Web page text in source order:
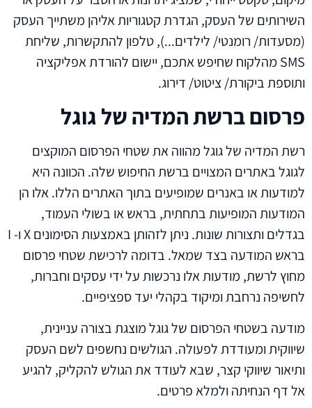
השירותים של העסק, הגדרת קטגוריות אליהן משתייך העסק
(מסעדות/ רומנטי/ לילדים...), טלפון להתקשרות, שליחת
SMS מהלקוח שחיפש אתכם, יישום להורדת אפליקציה
ותוספת ביקורת/ ציטוט/ דירוג.
פרסום ברשת המדיה של גוגל
רשת המדיה של גוגל מהווה את שטחי הפרסום המוקצים
לגוגל באתרים המצויים ברשת החיפוש שלה. הכוונה היא
למודעות או באנרים שמופיעים בתוך האתרים הללו. אלו הן
המודעות המופיעות בתחתית, בראש או בשולי העמוד,
בגדלים ותצורות שונות. ניתן לזהותן באמצעות הסימונים X ו- I
בראש המודעה בצד שמאל. בדומה לרכישת שטחי פרסום
מחוץ לרשת, מודעות אלו נרכשות על ידי עסקים וחברות,
לחשיפה נרחבת ומיקוד בקהלי יעד ספציפיים.
מודעה בשטחי הפרסום של גוגל מוצגת בצורה עניינית,
שיווקית ומעודדת לפעולה. הגולשים נחשפים לשם העסק
ותיאור שיווקי קצר, שבא לעודד את הגולש להקליק, להגיע
אל דף הנחיתה ולמלא פרטים.